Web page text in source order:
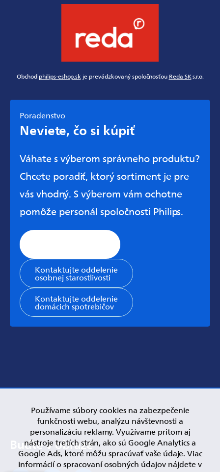
Používame súbory cookies na zabezpečenie
funkčnosti webu, analýzu návštevnosti a
personalizáciu reklamy. Využívame pritom aj
nástroje tretích strán, ako sú Google Analytics a
Google Ads, ktoré môžu spracúvať vaše údaje. Viac
informácií o spracovaní osobných údajov nájdete v
Obchod philips-eshop.sk je prevádzkovaný spoločnosťou Reda SKs.r.o.
Poradenstvo
Neviete, čo si kúpiť
Váhate s výberom správneho produktu?
Chcete poradiť, ktorý sortiment je pre
vás vhodný. S výberom vám ochotne
pomôže personál spoločnosti Philips.
Kontaktujte oddelenie
osobnej starostlivosti
Kontaktujte oddelenie
domácich spotrebičov